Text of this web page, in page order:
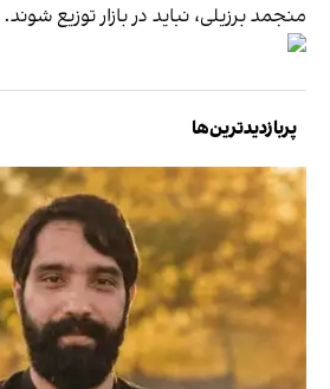
منجمد برزیلی، نباید در بازار توزیع شوند.
پربازدیدترین‌ها